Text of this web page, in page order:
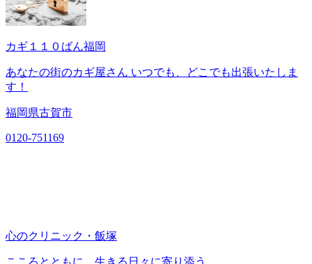
カギ１１０ばん福岡
あなたの街のカギ屋さん いつでも、どこでも出張いたしま
す！
福岡県古賀市
0120-751169
心のクリニック・飯塚
こころとともに、生きる日々に寄り添う。